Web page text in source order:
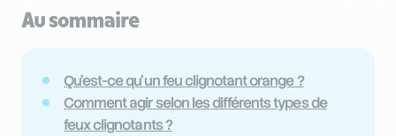
Au sommaire
Qu’est-ce qu’un feu clignotant orange ?
Comment agir selon les différents types de
feux clignotants ?